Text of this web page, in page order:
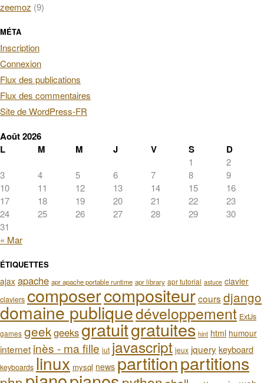
zeemoz (9)
MÉTA
Inscription
Connexion
Flux des publications
Flux des commentaires
Site de WordPress-FR
Août 2026
L
M M J V S D
1
2
3
4 5 6 7 8
9
10
11 12 13 14 15
16
17
18 19 20 21 22
23
24
25 26 27 28 29
30
31
« Mar
ÉTIQUETTES
ajax apache apr apache portable runtime apr library apr tutorial astuce clavier
claviers composercompositeurcours django
domaine publiquedéveloppement ExtJs
games geekgeeksgratuitgratuites hint html humour
internet inès - ma fille iut javascript jeux jquerykeyboard
keyboards linux mysql news partitionpartitions